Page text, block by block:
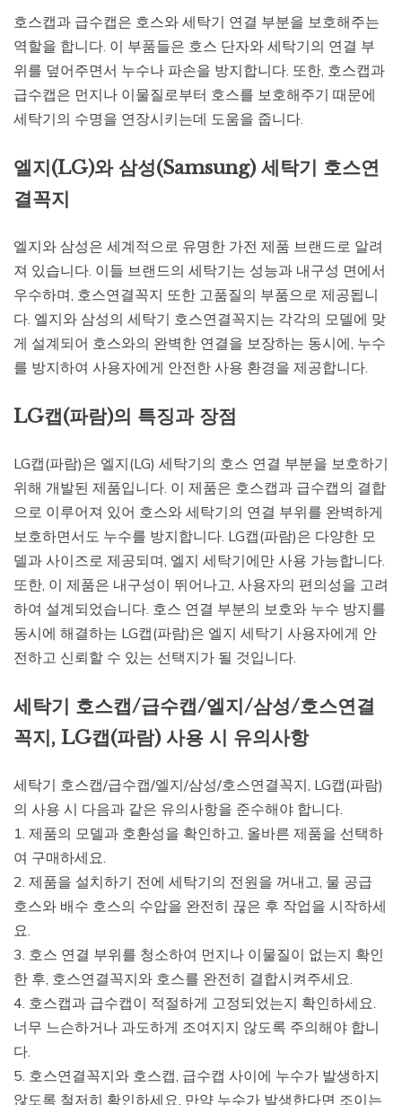
호스캡과 급수캡은 호스와 세탁기 연결 부분을 보호해주는
역할을 합니다. 이 부품들은 호스 단자와 세탁기의 연결 부
위를 덮어주면서 누수나 파손을 방지합니다. 또한, 호스캡과
급수캡은 먼지나 이물질로부터 호스를 보호해주기 때문에
세탁기의 수명을 연장시키는데 도움을 줍니다.
엘지(LG)와 삼성(Samsung) 세탁기 호스연
결꼭지
엘지와 삼성은 세계적으로 유명한 가전 제품 브랜드로 알려
져 있습니다. 이들 브랜드의 세탁기는 성능과 내구성 면에서
우수하며, 호스연결꼭지 또한 고품질의 부품으로 제공됩니
다. 엘지와 삼성의 세탁기 호스연결꼭지는 각각의 모델에 맞
게 설계되어 호스와의 완벽한 연결을 보장하는 동시에, 누수
를 방지하여 사용자에게 안전한 사용 환경을 제공합니다.
LG캡(파람)의 특징과 장점
LG캡(파람)은 엘지(LG) 세탁기의 호스 연결 부분을 보호하기
위해 개발된 제품입니다. 이 제품은 호스캡과 급수캡의 결합
으로 이루어져 있어 호스와 세탁기의 연결 부위를 완벽하게
보호하면서도 누수를 방지합니다. LG캡(파람)은 다양한 모
델과 사이즈로 제공되며, 엘지 세탁기에만 사용 가능합니다.
또한, 이 제품은 내구성이 뛰어나고, 사용자의 편의성을 고려
하여 설계되었습니다. 호스 연결 부분의 보호와 누수 방지를
동시에 해결하는 LG캡(파람)은 엘지 세탁기 사용자에게 안
전하고 신뢰할 수 있는 선택지가 될 것입니다.
세탁기 호스캡/급수캡/엘지/삼성/호스연결
꼭지, LG캡(파람) 사용 시 유의사항
세탁기 호스캡/급수캡/엘지/삼성/호스연결꼭지, LG캡(파람)
의 사용 시 다음과 같은 유의사항을 준수해야 합니다.
1. 제품의 모델과 호환성을 확인하고, 올바른 제품을 선택하
여 구매하세요.
2. 제품을 설치하기 전에 세탁기의 전원을 꺼내고, 물 공급
호스와 배수 호스의 수압을 완전히 끊은 후 작업을 시작하세
요.
3. 호스 연결 부위를 청소하여 먼지나 이물질이 없는지 확인
한 후, 호스연결꼭지와 호스를 완전히 결합시켜주세요.
4. 호스캡과 급수캡이 적절하게 고정되었는지 확인하세요.
너무 느슨하거나 과도하게 조여지지 않도록 주의해야 합니
다.
5. 호스연결꼭지와 호스캡, 급수캡 사이에 누수가 발생하지
않도록 철저히 확인하세요. 만약 누수가 발생한다면 조이는